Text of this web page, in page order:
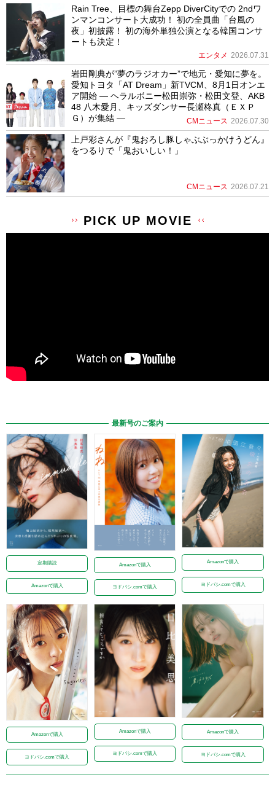
Rain Tree、目標の舞台Zepp DiverCityでの 2ndワ
ンマンコンサート大成功！ 初の全員曲「台風の
夜」初披露！ 初の海外単独公演となる韓国コンサ
ートも決定！
エンタメ 2026.07.31
岩田剛典が”夢のラジオカー”で地元・愛知に夢を。
愛知トヨタ「AT Dream」新TVCM、8月1日オンエ
ア開始 ― ヘラルボニー松田崇弥・松田文登、AKB
48 八木愛月、キッズダンサー長瀬柊真（ＥＸＰ
Ｇ）が集結 ―
CMニュース 2026.07.30
上戸彩さんが『鬼おろし豚しゃぶぶっかけうどん』
をつるりで「鬼おいしい！」
CMニュース 2026.07.21
PICK UP MOVIE
最新号のご案内
定期購読
Amazonで購入
Amazonで購入
ヨドバシ.comで購入
Amazonで購入
ヨドバシ.comで購入
Amazonで購入
ヨドバシ.comで購入
Amazonで購入
ヨドバシ.comで購入
Amazonで購入
ヨドバシ.comで購入